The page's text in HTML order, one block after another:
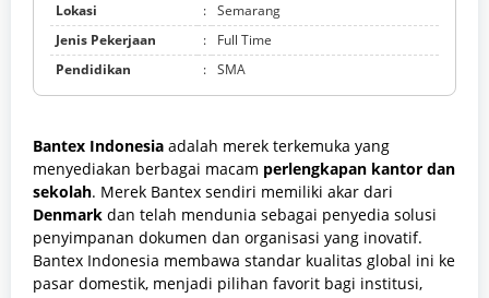
Lokasi
: Semarang
Jenis Pekerjaan
:
Full Time
Pendidikan
: SMA
Bantex Indonesia adalah merek terkemuka yang
menyediakan berbagai macam perlengkapan kantor dan
sekolah. Merek Bantex sendiri memiliki akar dari
Denmark dan telah mendunia sebagai penyedia solusi
penyimpanan dokumen dan organisasi yang inovatif.
Bantex Indonesia membawa standar kualitas global ini ke
pasar domestik, menjadi pilihan favorit bagi institusi,